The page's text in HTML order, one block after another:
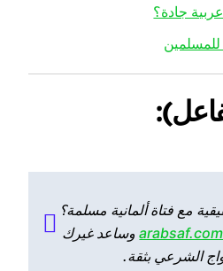
جادة؟
مع فتاة ألمانية مسلمة؟
arabsaf.comوساعد غيرك
الشرعي بثقة.